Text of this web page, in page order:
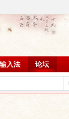
输入法 论坛